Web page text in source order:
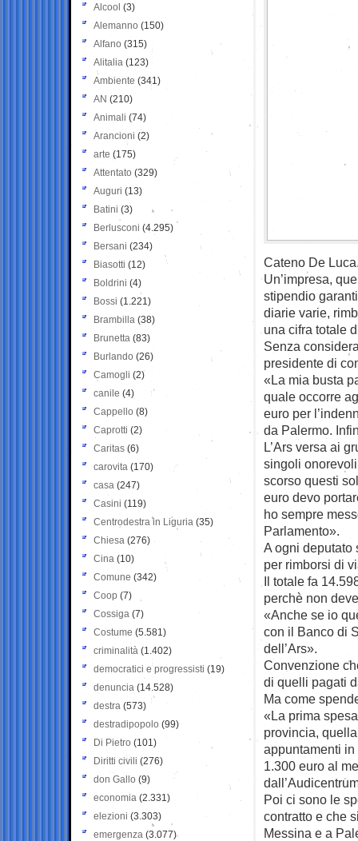
Cateno De
Un’impresa,
stipendio
diarie varie,
una cifra totale
Senza
presidente di
«La mia busta
quale occorre
euro per
da Palermo.
L’Ars versa ai
singoli
scorso questi
euro devo
ho sempre
Parlamento».
A ogni deputato
per rimborsi di
Il totale fa
perchè non
«Anche se io
con il Banco di
dell’Ars».
Convenzione
di quelli pagati
Ma come
«La prima
provincia,
appuntamenti
1.300 euro al
Poi ci sono le
contratto e che
Messina e a
Alcool (3)
Alemanno (150)
Alfano (315)
Alitalia (123)
Ambiente (341)
AN (210)
Animali (74)
Arancioni (2)
arte (175)
Attentato (329)
Auguri (13)
Batini (3)
Berlusconi (4.295)
Bersani (234)
Biasotti (12)
Boldrini (4)
Bossi (1.221)
Brambilla (38)
Brunetta (83)
Burlando (26)
Camogli (2)
canile (4)
Cappello (8)
Caprotti (2)
Caritas (6)
carovita (170)
casa (247)
Casini (119)
Centrodestra in Liguria (35)
Chiesa (276)
Cina (10)
Comune (342)
Coop (7)
Cossiga (7)
Costume (5.581)
criminalità (1.402)
democratici e progressisti (19)
denuncia (14.528)
destra (573)
destradipopolo (99)
Di Pietro (101)
Diritti civili (276)
don Gallo (9)
economia (2.331)
elezioni (3.303)
emergenza (3.077)